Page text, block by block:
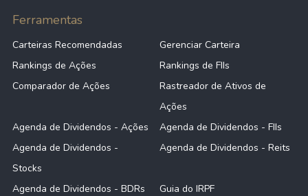
Ferramentas
Carteiras Recomendadas
Gerenciar Carteira
Rankings de Ações
Rankings de FIIs
Comparador de Ações
Rastreador de Ativos de
Ações
Agenda de Dividendos - Ações
Agenda de Dividendos - FIIs
Agenda de Dividendos -
Stocks
Agenda de Dividendos - Reits
Agenda de Dividendos - BDRs Guia do IRPF